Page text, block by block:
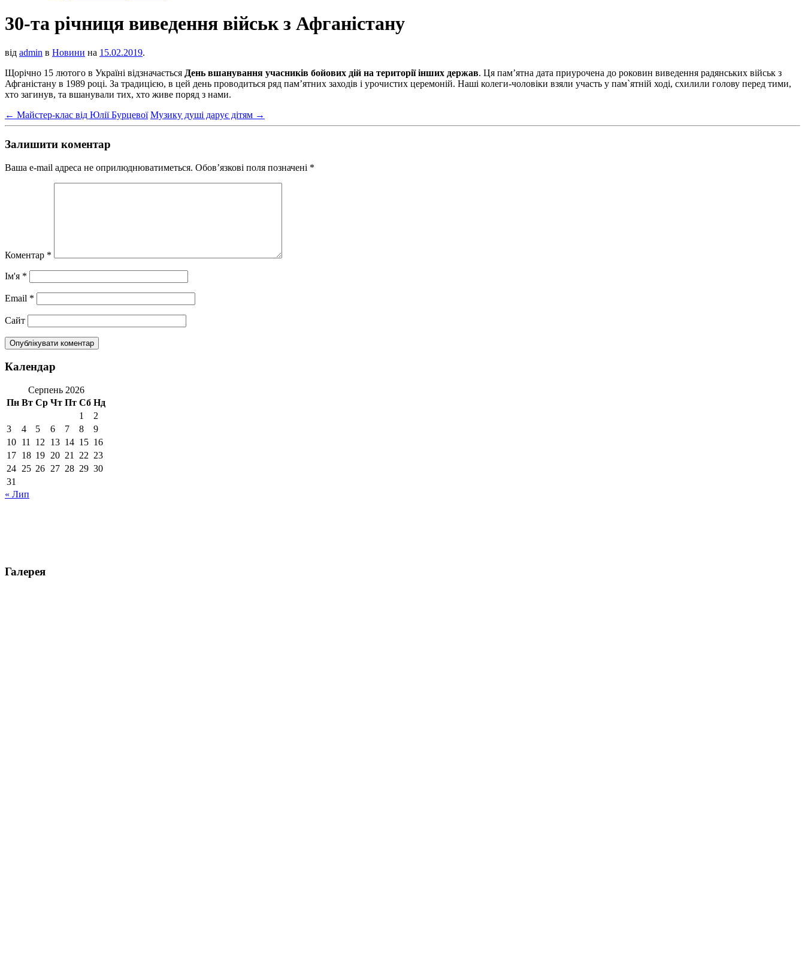
30-та річниця виведення військ з Афганістану
від admin в Новини на 15.02.2019.
Щорічно 15 лютого в Україні відзначається День вшанування учасників бойових дій на території інших держав. Ця пам’ятна дата приурочена до роковин виведення радянських військ з
Афганістану в 1989 році. За традицією, в цей день проводиться ряд пам’ятних заходів і урочистих церемоній. Наші колеги-чоловіки взяли участь у пам`ятній ході, схилили голову перед тими,
хто загинув, та вшанували тих, хто живе поряд з нами.
← Майстер-клас від Юлії Бурцевої Музику душі дарує дітям →
Залишити коментар
Ваша e-mail адреса не оприлюднюватиметься. Обов’язкові поля позначені *
Коментар *
Ім'я *
Email *
Сайт
Календар
Серпень 2026
Пн Вт Ср Чт Пт Сб Нд
1
2
3
4 5 6 7 8
9
10 11 12 13 14 15 16
17 18 19 20 21 22 23
24 25 26 27 28 29 30
31
« Лип
Галерея